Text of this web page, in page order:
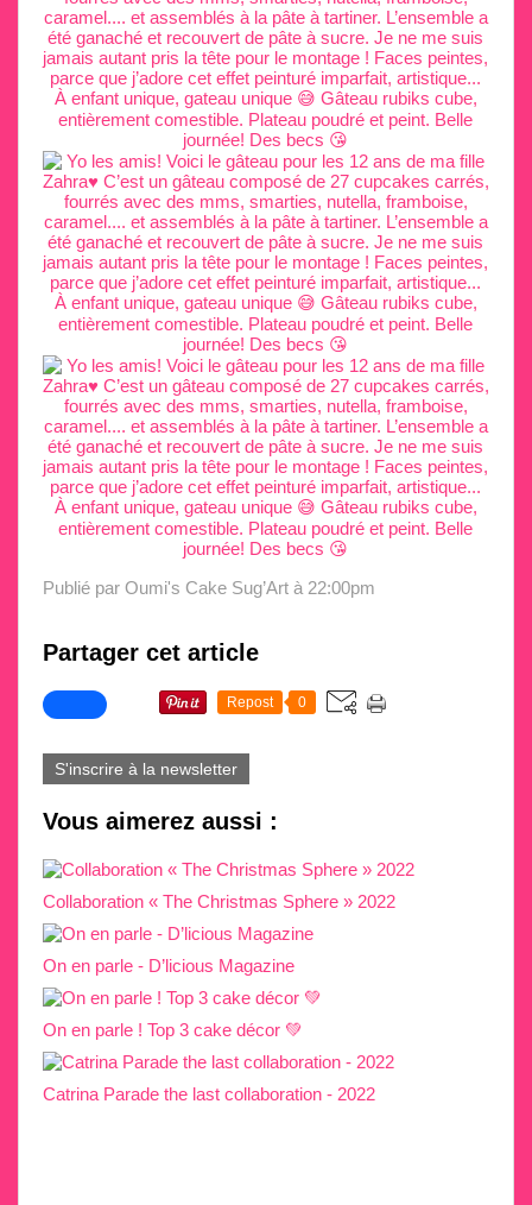
Publié par Oumi's Cake Sug’Art à 22:00pm
Partager cet article
Repost 0
S'inscrire à la newsletter
Vous aimerez aussi :
Collaboration « The Christmas Sphere » 2022
On en parle - D’licious Magazine
On en parle ! Top 3 cake décor 💚
Catrina Parade the last collaboration - 2022